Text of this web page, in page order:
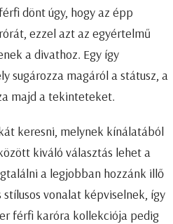
dönt úgy, hogy az épp
ezzel azt az egyértelmű
a divathoz. Egy így
sugározza magáról a státusz, a
majd a tekinteteket.
keresni, melynek kínálatából
kiváló választás lehet a
a legjobban hozzánk illő
vonalat képviselnek, így
férfi karóra kollekciója pedig